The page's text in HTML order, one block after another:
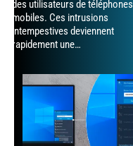
des utilisateurs de téléphones
mobiles. Ces intrusions
intempestives deviennent
rapidement une…